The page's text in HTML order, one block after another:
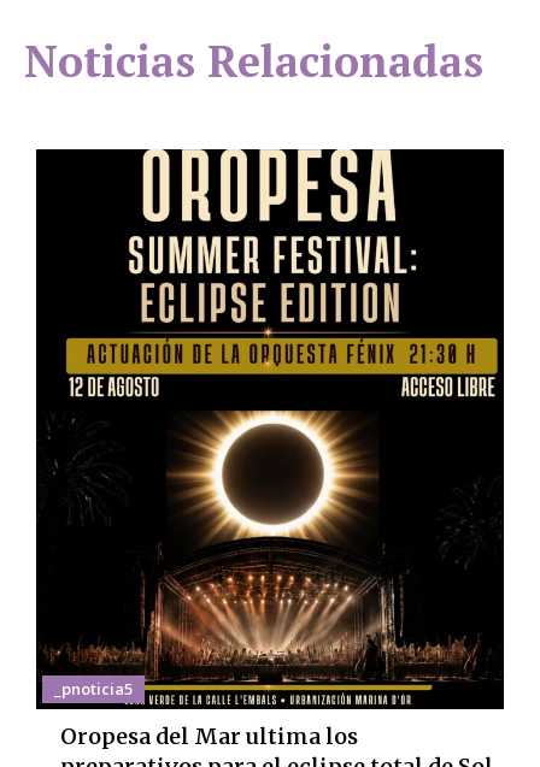
Noticias Relacionadas
_pnoticia5
Oropesa del Mar ultima los